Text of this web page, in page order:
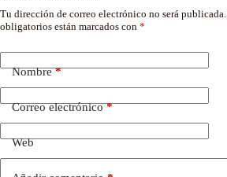
Tu dirección de correo electrónico no será publicada.
obligatorios están marcados con *
Nombre*
Correo electrónico*
Web